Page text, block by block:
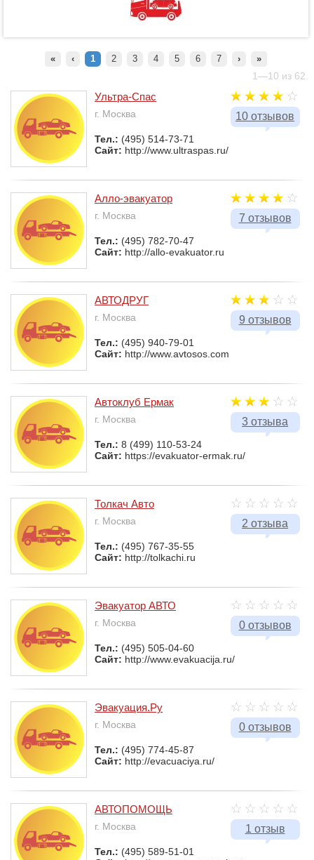
« ‹ 1 2 3 4 5 6 7 › »
1—10 из 62.
10 отзывов
Ультра-Спас
г. Москва
Тел.: (495) 514-73-71
Сайт: http://www.ultraspas.ru/
7 отзывов
Алло-эвакуатор
г. Москва
Тел.: (495) 782-70-47
Сайт: http://allo-evakuator.ru
9 отзывов
АВТОДРУГ
г. Москва
Тел.: (495) 940-79-01
Сайт: http://www.avtosos.com
3 отзыва
Автоклуб Ермак
г. Москва
Тел.: 8 (499) 110-53-24
Сайт: https://evakuator-ermak.ru/
2 отзыва
Толкач Авто
г. Москва
Тел.: (495) 767-35-55
Сайт: http://tolkachi.ru
0 отзывов
Эвакуатор АВТО
г. Москва
Тел.: (495) 505-04-60
Сайт: http://www.evakuacija.ru/
0 отзывов
Эвакуация.Ру
г. Москва
Тел.: (495) 774-45-87
Сайт: http://evacuaciya.ru/
1 отзыв
АВТОПОМОЩЬ
г. Москва
Тел.: (495) 589-51-01